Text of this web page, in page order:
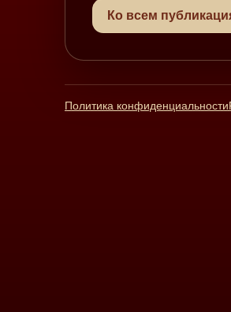
Ко всем
Политика конфиденциальности